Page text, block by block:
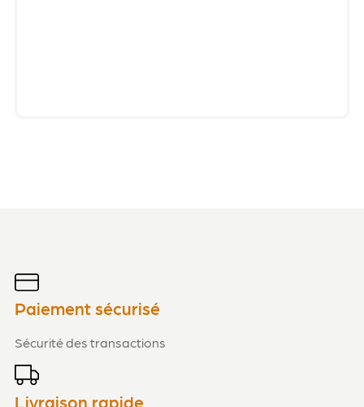
Paiement sécurisé
Sécurité des transactions
Livraison rapide